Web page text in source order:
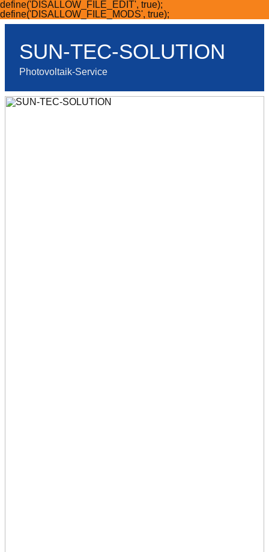
define('DISALLOW_FILE_EDIT', true);
define('DISALLOW_FILE_MODS', true);
to
SUN-TEC-SOLUTION
Photovoltaik-Service